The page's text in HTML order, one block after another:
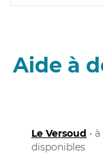
Aide à
Le Versoud •
disponibles